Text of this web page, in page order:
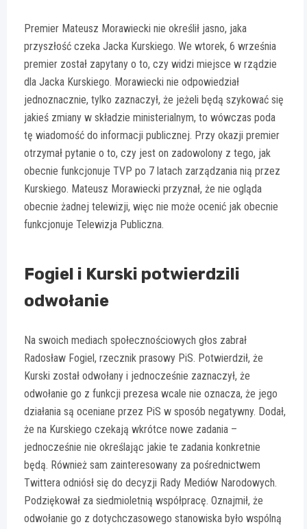
Premier Mateusz Morawiecki nie określił jasno, jaka
przyszłość czeka Jacka Kurskiego. We wtorek, 6 września
premier został zapytany o to, czy widzi miejsce w rządzie
dla Jacka Kurskiego. Morawiecki nie odpowiedział
jednoznacznie, tylko zaznaczył, że jeżeli będą szykować się
jakieś zmiany w składzie ministerialnym, to wówczas poda
tę wiadomość do informacji publicznej. Przy okazji premier
otrzymał pytanie o to, czy jest on zadowolony z tego, jak
obecnie funkcjonuje TVP po 7 latach zarządzania nią przez
Kurskiego. Mateusz Morawiecki przyznał, że nie ogląda
obecnie żadnej telewizji, więc nie może ocenić jak obecnie
funkcjonuje Telewizja Publiczna.
Fogiel i Kurski potwierdzili
odwołanie
Na swoich mediach społecznościowych głos zabrał
Radosław Fogiel, rzecznik prasowy PiS. Potwierdził, że
Kurski został odwołany i jednocześnie zaznaczył, że
odwołanie go z funkcji prezesa wcale nie oznacza, że jego
działania są oceniane przez PiS w sposób negatywny. Dodał,
że na Kurskiego czekają wkrótce nowe zadania –
jednocześnie nie określając jakie te zadania konkretnie
będą. Również sam zainteresowany za pośrednictwem
Twittera odniósł się do decyzji Rady Mediów Narodowych.
Podziękował za siedmioletnią współpracę. Oznajmił, że
odwołanie go z dotychczasowego stanowiska było wspólną